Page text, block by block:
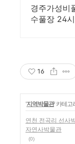
무료 7월
할인
경주가성비
수풀장 24
16
'지역박물관' 카테고
연천 전곡리 선사
자연사박물관
(0)